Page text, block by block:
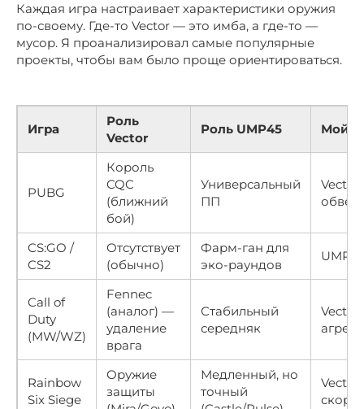
Каждая игра настраивает характеристики оружия
по-своему. Где-то Vector — это имба, а где-то —
мусор. Я проанализировал самые популярные
проекты, чтобы вам было проще ориентироваться.
Игра
Роль
Vector
Роль UMP45 Мой
PUBG
Король
CQC
(ближний
бой)
Универсальный
ПП
Vector
CS:GO /
CS2
Отсутствует
(обычно)
Фарм-ган для
эко-раундов
Call of
Duty
(MW/WZ)
Fennec
(аналог) —
удаление
врага
Стабильный
середняк
Vector
Rainbow
Six Siege
Оружие
защиты
Медленный, но
точный
Vector